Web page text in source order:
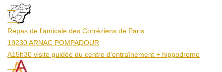
23
Aoû
Repas de l'amicale des Corréziens de Paris
19230 ARNAC POMPADOUR
A15h30 visite guidée du centre d’entraînement + hippodrome
25